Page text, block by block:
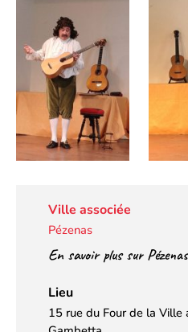
Ville associée
Pézenas
En savoir plus sur Pézenas
Lieu
15 rue du Four de la Ville